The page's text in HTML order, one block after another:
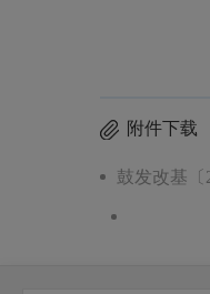
附件下载
鼓发改基